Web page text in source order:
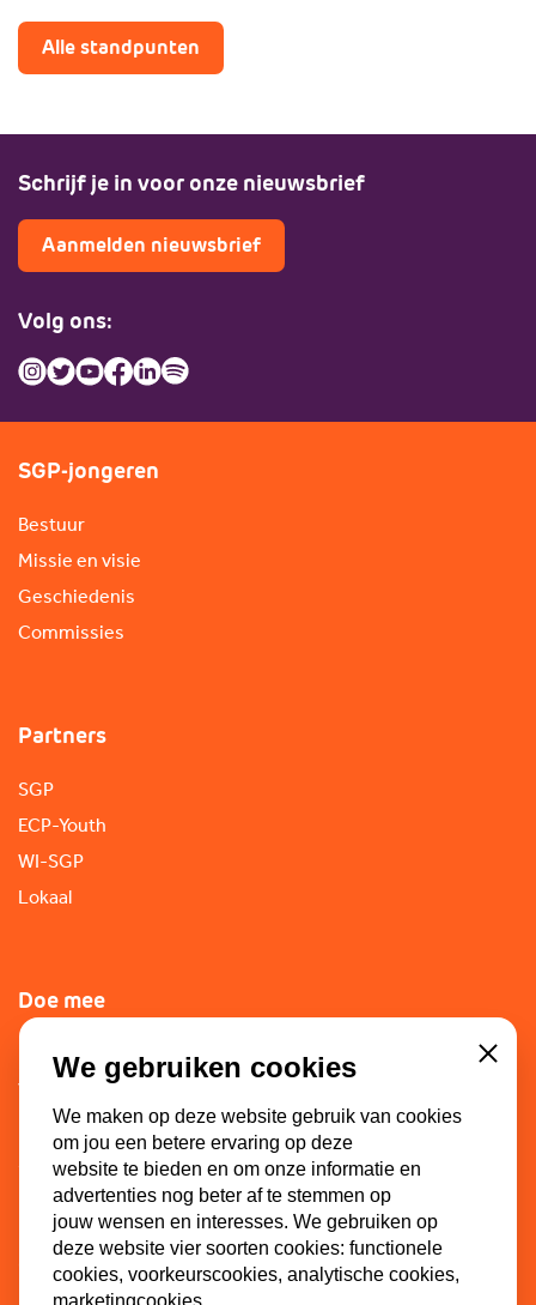
Alle standpunten
Schrijf je in voor onze nieuwsbrief
Aanmelden nieuwsbrief
Volg ons:
SGP-jongeren
Bestuur
Missie en visie
Geschiedenis
Commissies
Partners
SGP
ECP-Youth
WI-SGP
Lokaal
Doe mee
Lid worden
Vacatures
Doneren
Sponsoren
Contact
We gebruiken cookies
We maken op deze website gebruik van cookies
om jou een betere ervaring op deze
website te bieden en om onze informatie en
advertenties nog beter af te stemmen op
jouw wensen en interesses. We gebruiken op
deze website vier soorten cookies: functionele
cookies, voorkeurscookies, analytische cookies,
Close